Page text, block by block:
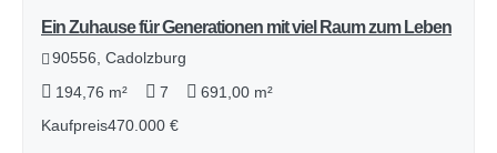
Ein Zuhause für Generationen mit viel Raum zum Leben
90556, Cadolzburg
194,76 m²
7
691,00 m²
Kaufpreis470.000 €